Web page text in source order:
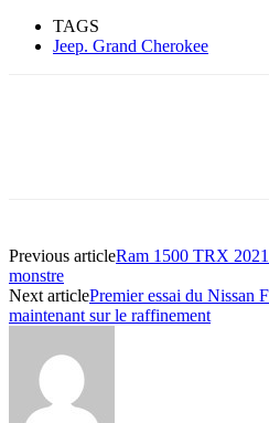
TAGS
Jeep. Grand Cherokee
Previous articleRam 1500 TRX
monstre
Next articlePremier essai du Nissan
maintenant sur le raffinement